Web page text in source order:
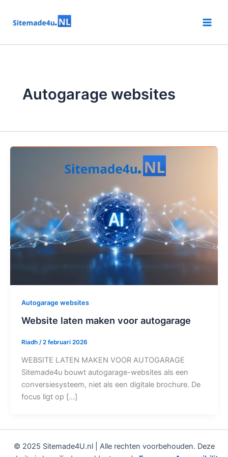
naar
inhoud
Autogarage websites
Autogarage websites
Website laten maken voor autogarage
Riadh /2 februari 2026
WEBSITE LATEN MAKEN VOOR AUTOGARAGE
Sitemade4u bouwt autogarage-websites als een
conversiesysteem, niet als een digitale brochure. De
focus ligt op […]
© 2025 Sitemade4U.nl | Alle rechten voorbehouden. Deze